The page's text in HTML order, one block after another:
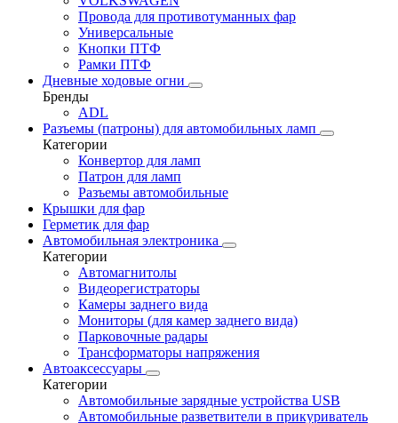
Провода для противотуманных фар
Универсальные
Кнопки ПТФ
Рамки ПТФ
Дневные ходовые огни
Бренды
ADL
Разъемы (патроны) для автомобильных ламп
Категории
Конвертор для ламп
Патрон для ламп
Разъемы автомобильные
Крышки для фар
Герметик для фар
Автомобильная электроника
Категории
Автомагнитолы
Видеорегистраторы
Камеры заднего вида
Мониторы (для камер заднего вида)
Парковочные радары
Трансформаторы напряжения
Автоаксессуары
Категории
Автомобильные зарядные устройства USB
Автомобильные разветвители в прикуриватель